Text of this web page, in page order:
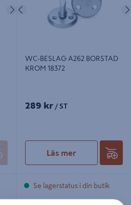
NästaFöregående
WC-BESLAG A262 BORSTAD
KROM 18372
289 kr / ST
Läs mer
Se lagerstatus i din butik